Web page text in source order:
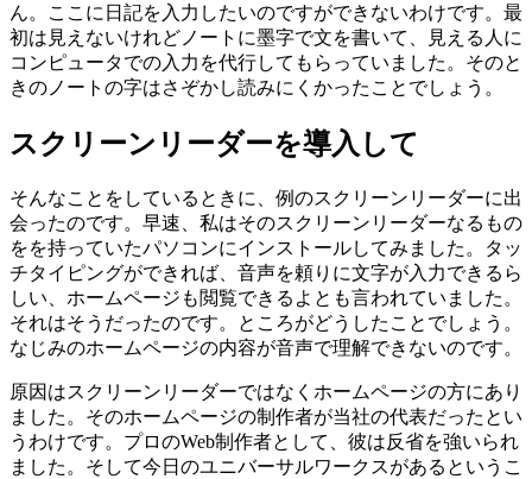
ん。ここに日記を入力したいのですができないわけです。最
初は見えないけれどノートに墨字で文を書いて、見える人に
コンピュータでの入力を代行してもらっていました。そのと
きのノートの字はさぞかし読みにくかったことでしょう。
スクリーンリーダーを導入して
そんなことをしているときに、例のスクリーンリーダーに出
会ったのです。早速、私はそのスクリーンリーダーなるもの
をを持っていたパソコンにインストールしてみました。タッ
チタイピングができれば、音声を頼りに文字が入力できるら
しい、ホームページも閲覧できるよとも言われていました。
それはそうだったのです。ところがどうしたことでしょう。
なじみのホームページの内容が音声で理解できないのです。
原因はスクリーンリーダーではなくホームページの方にあり
ました。そのホームページの制作者が当社の代表だったとい
うわけです。プロのWeb制作者として、彼は反省を強いられ
ました。そして今日のユニバーサルワークスがあるというこ